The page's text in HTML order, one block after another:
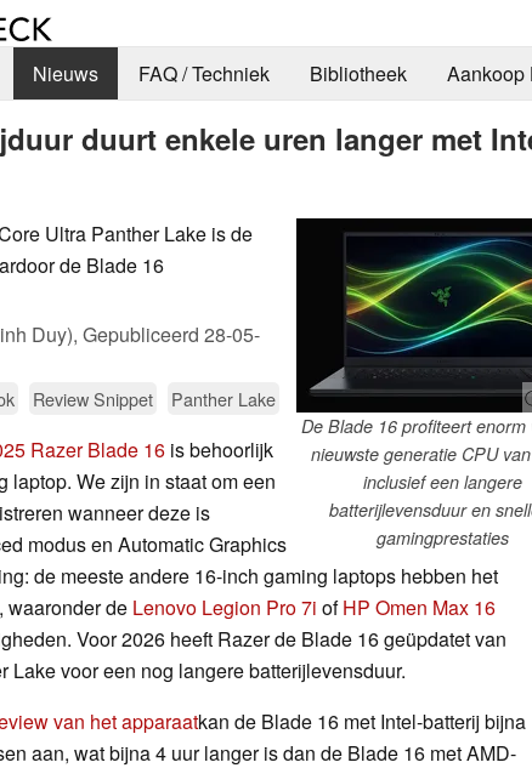
Nieuws FAQ / Techniek Bibliotheek Aankoop
duurt enkele uren langer met
De Blade 16 profiteert enorm
nieuwste generatie CPU
inclusief een langere
batterijlevensduur en
gamingprestaties
Ultra Panther Lake is de
de Blade 16
Duy), Gepubliceerd 28-05-
Review Snippet Panther Lake
Razer Blade 16 is behoorlijk
laptop. We zijn in staat om een
wanneer deze is
modus en Automatic Graphics
de meeste andere 16-inch gaming laptops hebben het
waaronder de Lenovo Legion Pro 7i ofHP Omen Max 16
Voor 2026 heeft Razer de Blade 16 geüpdatet van
Lake voor een nog langere batterijlevensduur.
van het apparaatkan de Blade 16 met Intel-batterij bijna
aan, wat bijna 4 uur langer is dan de Blade 16 met AMD-